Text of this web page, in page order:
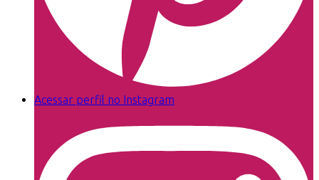
Acessar perfil no Instagram